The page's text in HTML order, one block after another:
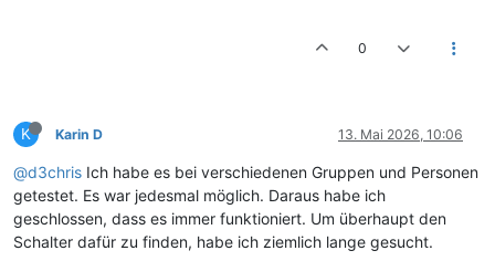
0
K Karin D 13. Mai 2026, 10:06
@d3chris Ich habe es bei verschiedenen Gruppen und Personen
getestet. Es war jedesmal möglich. Daraus habe ich
geschlossen, dass es immer funktioniert. Um überhaupt den
Schalter dafür zu finden, habe ich ziemlich lange gesucht.